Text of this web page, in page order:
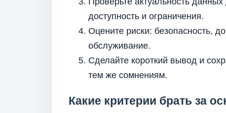
доступность и ограничения.
Оцените риски: безопасность,
обслуживание.
Сделайте короткий вывод и
тем же сомнениям.
Какие критерии брать за